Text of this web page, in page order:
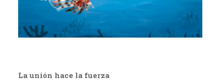
La unión hace la fuerza